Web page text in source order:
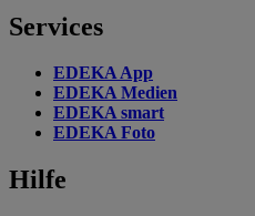
Services
EDEKA App
EDEKA Medien
EDEKA smart
EDEKA Foto
Hilfe